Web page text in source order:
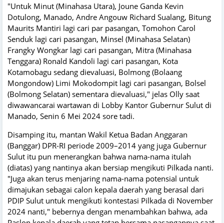
"Untuk Minut (Minahasa Utara), Joune Ganda Kevin
Dotulong, Manado, Andre Angouw Richard Sualang, Bitung
Maurits Mantiri lagi cari par pasangan, Tomohon Carol
Senduk lagi cari pasangan, Minsel (Minahasa Selatan)
Frangky Wongkar lagi cari pasangan, Mitra (Minahasa
Tenggara) Ronald Kandoli lagi cari pasangan, Kota
Kotamobagu sedang dievaluasi, Bolmong (Bolaang
Mongondow) Limi Mokodompit lagi cari pasangan, Bolsel
(Bolmong Selatan) sementara dievaluasi," jelas Olly saat
diwawancarai wartawan di Lobby Kantor Gubernur Sulut di
Manado, Senin 6 Mei 2024 sore tadi.
Disamping itu, mantan Wakil Ketua Badan Anggaran
(Banggar) DPR-RI periode 2009–2014 yang juga Gubernur
Sulut itu pun menerangkan bahwa nama-nama itulah
(diatas) yang nantinya akan bersiap mengikuti Pilkada nanti.
"Juga akan terus menjaring nama-nama potensial untuk
dimajukan sebagai calon kepala daerah yang berasal dari
PDIP Sulut untuk mengikuti kontestasi Pilkada di November
2024 nanti," bebernya dengan menambahkan bahwa, ada